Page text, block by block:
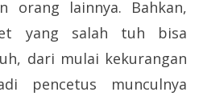
orang lainnya. Bahkan,
yang salah tuh bisa
dari mulai kekurangan
pencetus munculnya